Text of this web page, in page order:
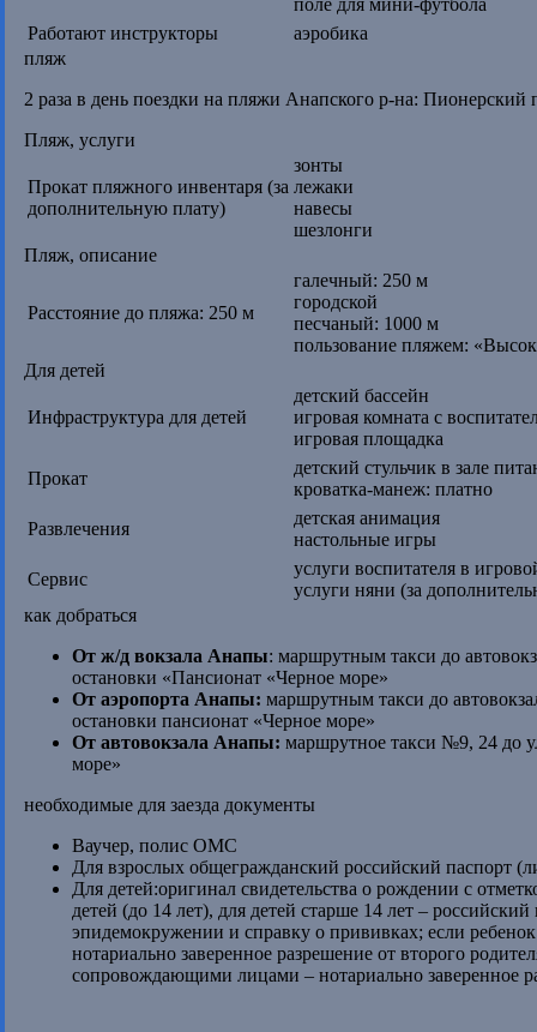
Работают инструкторы
аэробика
пляж
2 раза в день поездки на пляжи Анапского р-на: Пионерский
Пляж, услуги
Прокат пляжного инвентаря (за
дополнительную плату)
зонты
лежаки
навесы
шезлонги
Пляж, описание
Расстояние до пляжа: 250 м
галечный: 250 м
городской
песчаный: 1000 м
пользование пляжем:
Для детей
Инфраструктура для детей
детский бассейн
игровая комната с
игровая площадка
Прокат
детский стульчик в зале
кроватка-манеж: платно
Развлечения
детская анимация
настольные игры
Сервис
услуги воспитателя в
услуги няни (за
как добраться
От ж/д вокзала Анапы: маршрутным такси до
остановки «Пансионат «Черное море»
От аэропорта Анапы: маршрутным такси до
остановки пансионат «Черное море»
От автовокзала Анапы: маршрутное такси №9, 24 до
море»
необходимые для заезда документы
Ваучер, полис ОМС
Для взрослых общегражданский российский паспорт
Для детей:оригинал свидетельства о рождении с
детей (до 14 лет), для детей старше 14 лет –
эпидемокружении и справку о прививках; если
нотариально заверенное разрешение от второго
сопровождающими лицами – нотариально заверенное